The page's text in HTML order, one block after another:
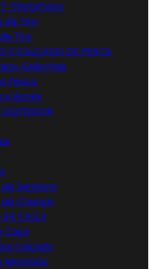
ShirtsPolos
de Tiro
Tiro
E CALÇADO DE PESCA
Galochas
Pesca
e Bonés
Senhora
Criança
CAÇA
Caça
Calçado
Montaria